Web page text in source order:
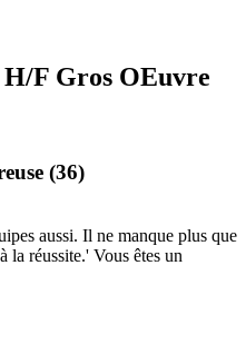
F Gros OEuvre
(36)
aussi. Il ne manque plus que
la réussite.' Vous êtes un